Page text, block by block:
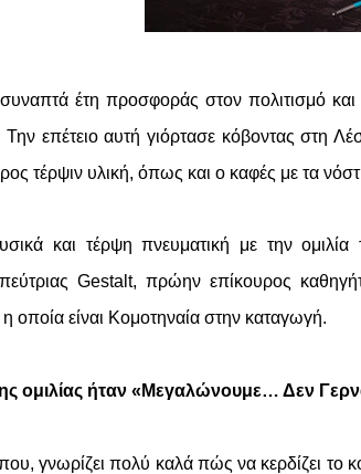
έτη προσφοράς στον πολιτισμό
Την επέτειο αυτή γιόρτασε κόβοντας στη
τέρψιν υλική, όπως και ο καφές με τα
και τέρψη πνευματική με την ομιλία
Gestalt, πρώην επίκουρος
οποία είναι Κομοτηναία στην καταγωγή.
ομιλίας ήταν «Μεγαλώνουμε… Δεν
γνωρίζει πολύ καλά πώς να κερδίζει το